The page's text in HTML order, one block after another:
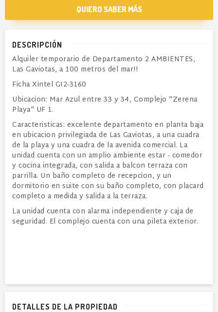
QUIERO SABER MÁS
DESCRIPCIÓN
Alquiler temporario de Departamento 2 AMBIENTES,
Las Gaviotas, a 100 metros del mar!!
Ficha Xintel GI2-3160
Ubicacion: Mar Azul entre 33 y 34, Complejo "Zerena
Playa" UF 1.
Caracteristicas: excelente departamento en planta baja
en ubicacion privilegiada de Las Gaviotas, a una cuadra
de la playa y una cuadra de la avenida comercial. La
unidad cuenta con un amplio ambiente estar - comedor
y cocina integrada, con salida a balcon terraza con
parrilla. Un baño completo de recepcion, y un
dormitorio en suite con su baño completo, con placard
completo a medida y salida a la terraza.
La unidad cuenta con alarma independiente y caja de
seguridad. El complejo cuenta con una pileta exterior.
DETALLES DE LA PROPIEDAD